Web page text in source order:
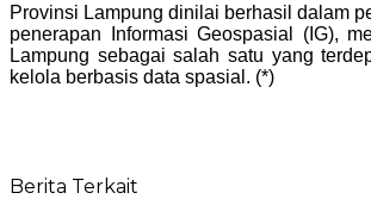
Provinsi Lampung dinilai berhasil dalam
penerapan Informasi Geospasial (IG),
Lampung sebagai salah satu yang
kelola berbasis data spasial. (*)
Berita Terkait